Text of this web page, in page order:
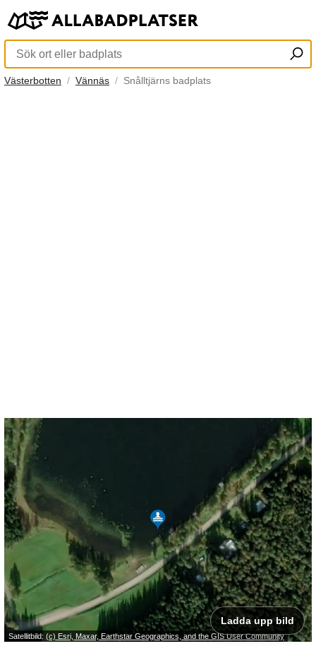
Västerbotten Vännäs Snålltjärns badplats
Satellitbild: (c) Esri, Maxar, Earthstar Geographics, and the GIS User Community
Ladda upp bild